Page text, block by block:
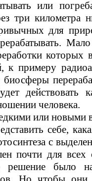
или
три километра
для
к примеру
действовать
человека.
или новыми
себе,
с
почти для
решение было